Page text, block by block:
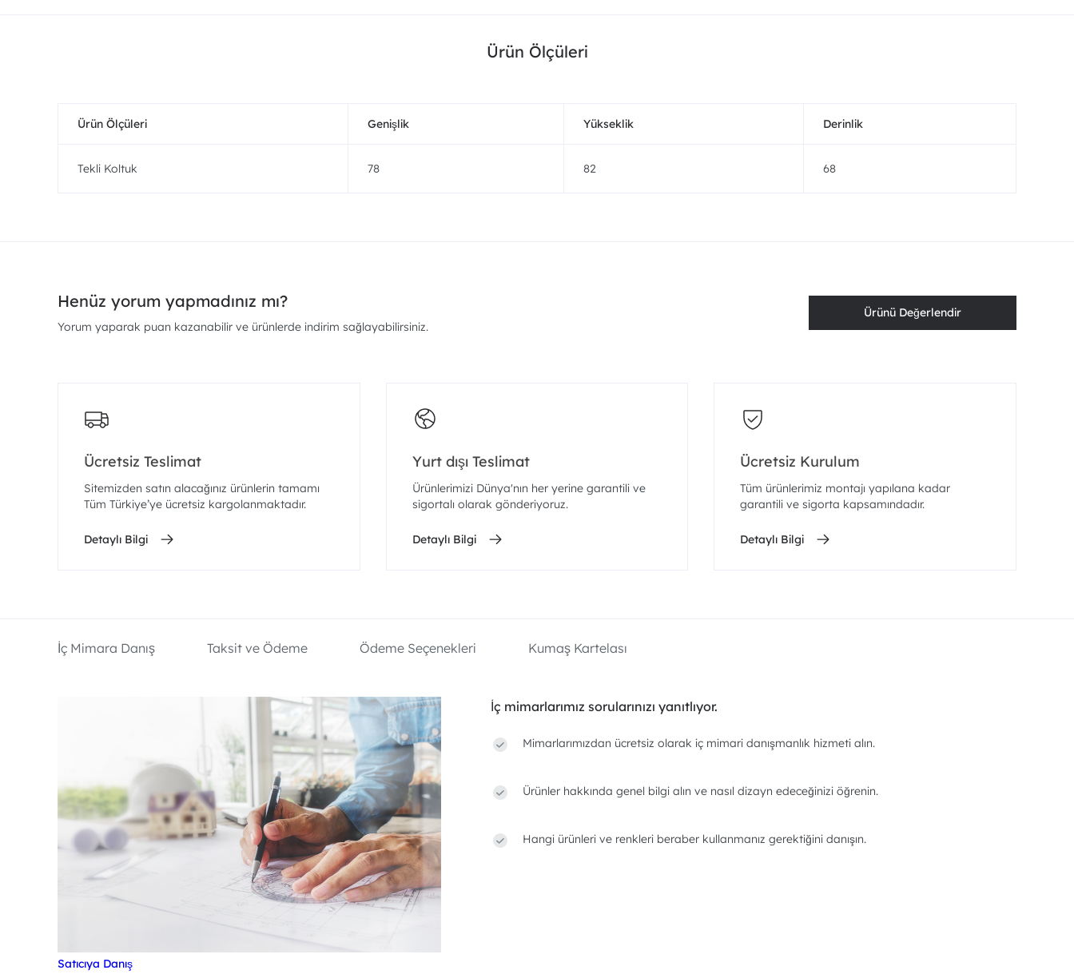
Ürün Ölçüleri
Ürün Ölçüleri Genişlik Yükseklik Derinlik
Tekli Koltuk 78 82 68
Henüz yorum yapmadınız mı?
Yorum yaparak puan kazanabilir ve ürünlerde indirim sağlayabilirsiniz.
Ürünü Değerlendir
Ücretsiz Teslimat
Sitemizden satın alacağınız ürünlerin tamamı
Tüm Türkiye’ye ücretsiz kargolanmaktadır.
Detaylı Bilgi
Yurt dışı Teslimat
Ürünlerimizi Dünya'nın her yerine garantili ve
sigortalı olarak gönderiyoruz.
Detaylı Bilgi
Ücretsiz Kurulum
Tüm ürünlerimiz montajı yapılana kadar
garantili ve sigorta kapsamındadır.
Detaylı Bilgi
İç Mimara Danış Taksit ve Ödeme Ödeme Seçenekleri Kumaş Kartelası
İç mimarlarımız sorularınızı yanıtlıyor.
Mimarlarımızdan ücretsiz olarak iç mimari danışmanlık hizmeti alın.
Ürünler hakkında genel bilgi alın ve nasıl dizayn edeceğinizi öğrenin.
Hangi ürünleri ve renkleri beraber kullanmanız gerektiğini danışın.
Satıcıya Danış